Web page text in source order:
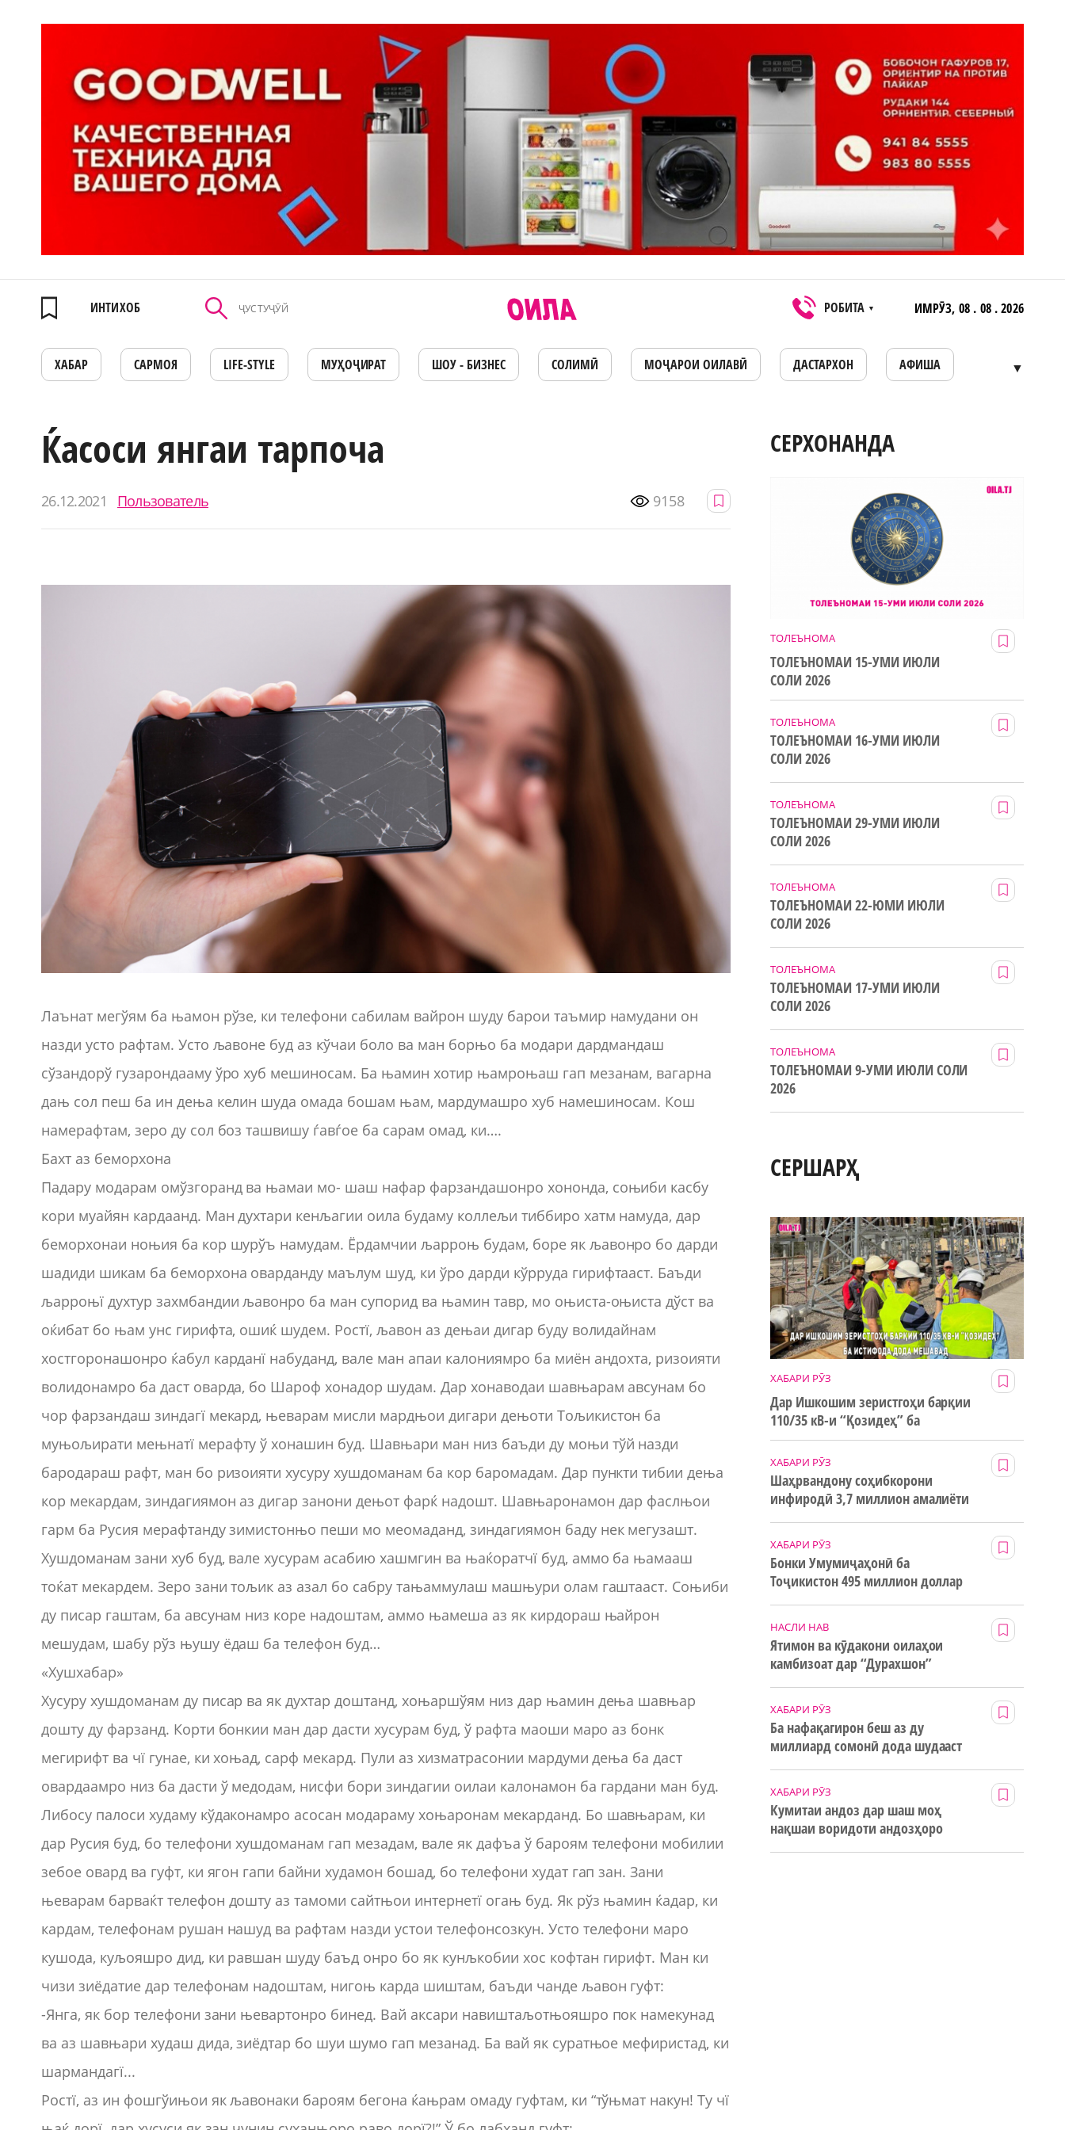
ИНТИХОБ РОБИТА ▼ ИМРӮЗ, 08 . 08 . 2026
ХАБАР САРМОЯ LIFE-STYLE МУҲОҶИРАТ ШОУ - БИЗНЕС СОЛИМӢ МОҶАРОИ ОИЛАВӢ ДАСТАРХОН АФИША ▼
Ќасоси янгаи тарпоча
26.12.2021 Пользователь 9158
Лаънат мегўям ба њамон рўзе, ки телефони сабилам вайрон шуду барои таъмир намудани он
назди усто рафтам. Усто љавоне буд аз кўчаи боло ва ман борњо ба модари дардмандаш
сўзандорў гузарондааму ўро хуб мешиносам. Ба њамин хотир њамроњаш гап мезанам, вагарна
дањ сол пеш ба ин дења келин шуда омада бошам њам, мардумашро хуб намешиносам. Кош
намерафтам, зеро ду сол боз ташвишу ѓавѓое ба сарам омад, ки….
Бахт аз беморхона
Падару модарам омўзгоранд ва њамаи мо- шаш нафар фарзандашонро хононда, соњиби касбу
кори муайян кардаанд. Ман духтари кенљагии оила будаму коллељи тиббиро хатм намуда, дар
беморхонаи ноњия ба кор шурўъ намудам. Ёрдамчии љарроњ будам, боре як љавонро бо дарди
шадиди шикам ба беморхона оварданду маълум шуд, ки ўро дарди кўрруда гирифтааст. Баъди
љарроњї духтур захмбандии љавонро ба ман супорид ва њамин тавр, мо оњиста-оњиста дўст ва
оќибат бо њам унс гирифта, ошиќ шудем. Ростї, љавон аз дењаи дигар буду волидайнам
хостгоронашонро ќабул карданї набуданд, вале ман апаи калониямро ба миён андохта, ризоияти
волидонамро ба даст оварда, бо Шароф хонадор шудам. Дар хонаводаи шавњарам авсунам бо
чор фарзандаш зиндагї мекард, њеварам мисли мардњои дигари дењоти Тољикистон ба
муњољирати мењнатї мерафту ў хонашин буд. Шавњари ман низ баъди ду моњи тўй назди
бародараш рафт, ман бо ризоияти хусуру хушдоманам ба кор баромадам. Дар пункти тибии дења
кор мекардам, зиндагиямон аз дигар занони дењот фарќ надошт. Шавњаронамон дар фаслњои
гарм ба Русия мерафтанду зимистонњо пеши мо меомаданд, зиндагиямон баду нек мегузашт.
Хушдоманам зани хуб буд, вале хусурам асабию хашмгин ва њаќоратчї буд, аммо ба њамааш
тоќат мекардем. Зеро зани тољик аз азал бо сабру тањаммулаш машњури олам гаштааст. Соњиби
ду писар гаштам, ба авсунам низ коре надоштам, аммо њамеша аз як кирдораш њайрон
мешудам, шабу рўз њушу ёдаш ба телефон буд…
«Хушхабар»
Хусуру хушдоманам ду писар ва як духтар доштанд, хоњаршўям низ дар њамин дења шавњар
дошту ду фарзанд. Корти бонкии ман дар дасти хусурам буд, ў рафта маоши маро аз бонк
мегирифт ва чї гунае, ки хоњад, сарф мекард. Пули аз хизматрасонии мардуми дења ба даст
овардаамро низ ба дасти ў медодам, нисфи бори зиндагии оилаи калонамон ба гардани ман буд.
Либосу палоси худаму кўдаконамро асосан модараму хоњаронам мекарданд. Бо шавњарам, ки
дар Русия буд, бо телефони хушдоманам гап мезадам, вале як дафъа ў бароям телефони мобилии
зебое овард ва гуфт, ки ягон гапи байни худамон бошад, бо телефони худат гап зан. Зани
њеварам барваќт телефон дошту аз тамоми сайтњои интернетї огањ буд. Як рўз њамин ќадар, ки
кардам, телефонам рушан нашуд ва рафтам назди устои телефонсозкун. Усто телефони маро
кушода, куљояшро дид, ки равшан шуду баъд онро бо як кунљкобии хос кофтан гирифт. Ман ки
чизи зиёдатие дар телефонам надоштам, нигоњ карда шиштам, баъди чанде љавон гуфт:
-Янга, як бор телефони зани њевартонро бинед. Вай аксари навиштаљотњояшро пок намекунад
ва аз шавњари худаш дида, зиёдтар бо шуи шумо гап мезанад. Ба вай як суратњое мефиристад, ки
шармандагї...
Ростї, аз ин фошгўињои як љавонаки бароям бегона ќањрам омаду гуфтам, ки “тўњмат накун! Ту чї
СЕРХОНАНДА
ТОЛЕЪНОМА
ТОЛЕЪНОМАИ 15-УМИ ИЮЛИ
СОЛИ 2026
ТОЛЕЪНОМА
ТОЛЕЪНОМАИ 16-УМИ ИЮЛИ
СОЛИ 2026
ТОЛЕЪНОМА
ТОЛЕЪНОМАИ 29-УМИ ИЮЛИ
СОЛИ 2026
ТОЛЕЪНОМА
ТОЛЕЪНОМАИ 22-ЮМИ ИЮЛИ
СОЛИ 2026
ТОЛЕЪНОМА
ТОЛЕЪНОМАИ 17-УМИ ИЮЛИ
СОЛИ 2026
ТОЛЕЪНОМА
ТОЛЕЪНОМАИ 9-УМИ ИЮЛИ СОЛИ
2026
СЕРШАРҲ
ХАБАРИ РӮЗ
Дар Ишкошим зеристгоҳи барқии
110/35 кВ-и “Қозидеҳ” ба
истифода дода мешавад
ХАБАРИ РӮЗ
Шаҳрвандону соҳибкорони
инфиродӣ 3,7 миллион амалиёти
ХАБАРИ РӮЗ
Бонки Умумиҷаҳонӣ ба
Тоҷикистон 495 миллион доллар
НАСЛИ НАВ
Ятимон ва кӯдакони оилаҳои
камбизоат дар “Дурахшон”
ХАБАРИ РӮЗ
Ба нафақагирон беш аз ду
миллиард сомонӣ дода шудааст
ХАБАРИ РӮЗ
Кумитаи андоз дар шаш моҳ
нақшаи воридоти андозҳоро